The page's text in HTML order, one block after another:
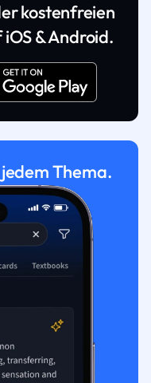
kostenfreien
& Android.
Thema.